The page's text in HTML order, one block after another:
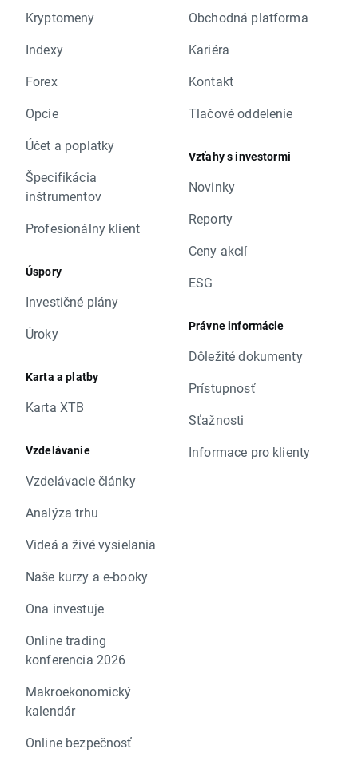
Kryptomeny
Indexy
Forex
Opcie
Účet a poplatky
Špecifikácia
inštrumentov
Profesionálny klient
Úspory
Investičné plány
Úroky
Karta a platby
Karta XTB
Vzdelávanie
Vzdelávacie články
Analýza trhu
Videá a živé vysielania
Naše kurzy a e-booky
Ona investuje
Online trading
konferencia 2026
Makroekonomický
kalendár
Online bezpečnosť
Obchodná platforma
Kariéra
Kontakt
Tlačové oddelenie
Vzťahy s investormi
Novinky
Reporty
Ceny akcií
ESG
Právne informácie
Dôležité dokumenty
Prístupnosť
Sťažnosti
Informace pro klienty